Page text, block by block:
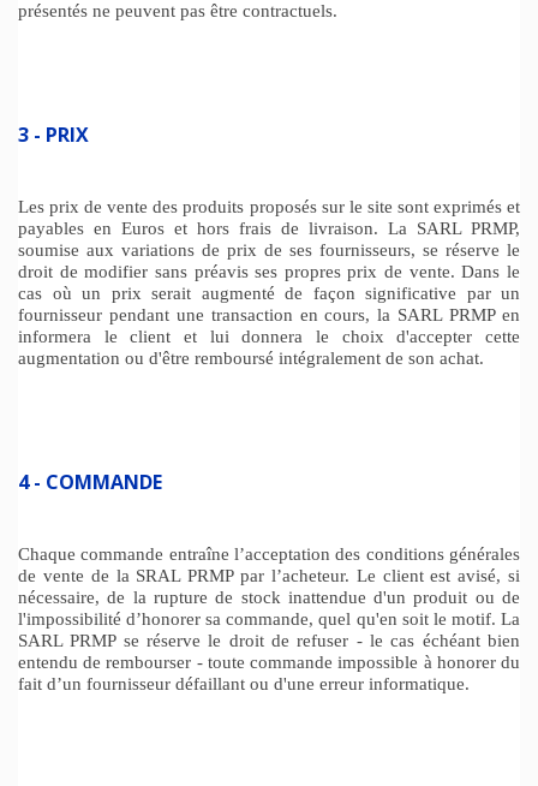
présentés ne peuvent pas être contractuels.
3 - PRIX
Les prix de vente des produits proposés sur le site sont exprimés et
payables en Euros et hors frais de livraison. La SARL PRMP,
soumise aux variations de prix de ses fournisseurs, se réserve le
droit de modifier sans préavis ses propres prix de vente. Dans le
cas où un prix serait augmenté de façon significative par un
fournisseur pendant une transaction en cours, la SARL PRMP en
informera le client et lui donnera le choix d'accepter cette
augmentation ou d'être remboursé intégralement de son achat.
4 - COMMANDE
Chaque commande entraîne l’acceptation des conditions générales
de vente de la SRAL PRMP par l’acheteur. Le client est avisé, si
nécessaire, de la rupture de stock inattendue d'un produit ou de
l'impossibilité d’honorer sa commande, quel qu'en soit le motif. La
SARL PRMP se réserve le droit de refuser - le cas échéant bien
entendu de rembourser - toute commande impossible à honorer du
fait d’un fournisseur défaillant ou d'une erreur informatique.